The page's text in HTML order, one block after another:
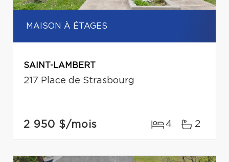
MAISON À ÉTAGES
SAINT-LAMBERT
217 Place de Strasbourg
2 950 $/mois 4 2